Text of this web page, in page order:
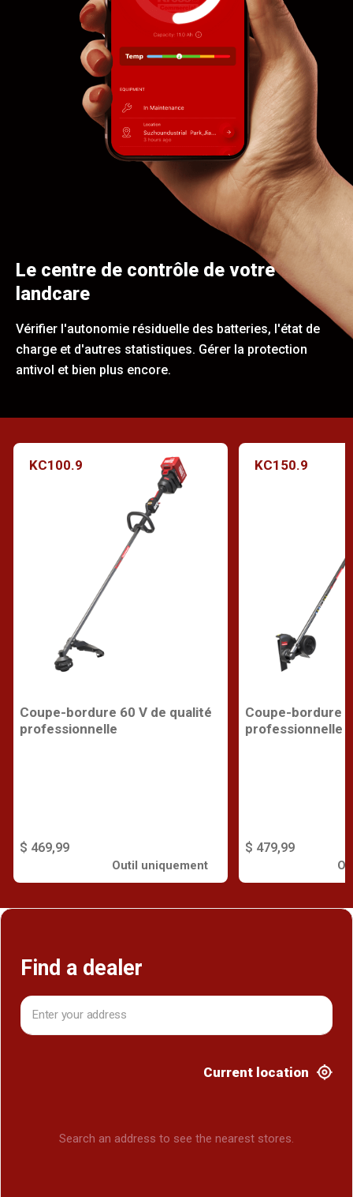
Le centre de contrôle de votre
landcare
Vérifier l'autonomie résiduelle des batteries, l'état de
charge et d'autres statistiques. Gérer la protection
antivol et bien plus encore.
KC100.9
Coupe-bordure 60 V de qualité
professionnelle
$ 469,99
Outil uniquement
KC150.9
Coupe-bordure
professionnelle
$ 479,99
Find a dealer
Current location
Search an address to see the nearest stores.